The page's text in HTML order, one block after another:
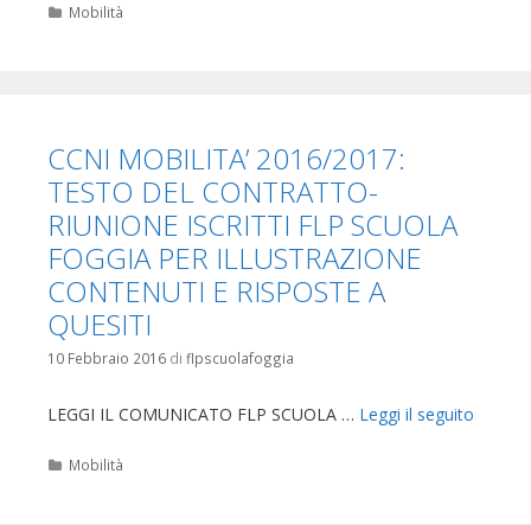
Categorie
Mobilità
CCNI MOBILITA’ 2016/2017:
TESTO DEL CONTRATTO-
RIUNIONE ISCRITTI FLP SCUOLA
FOGGIA PER ILLUSTRAZIONE
CONTENUTI E RISPOSTE A
QUESITI
10 Febbraio 2016 di flpscuolafoggia
LEGGI IL COMUNICATO FLP SCUOLA … Leggi il seguito
Categorie
Mobilità